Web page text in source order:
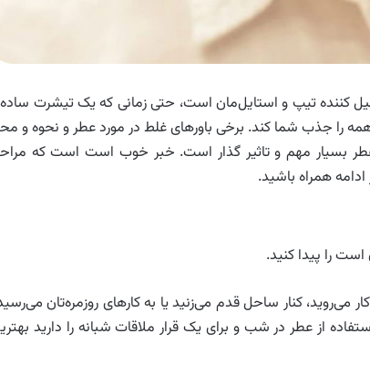
کننده تیپ و استایل‌مان است، حتی زمانی که یک تیشرت
را جذب شما کند. برخی باورهای غلط در مورد عطر و نحوه و
عطر بسیار مهم و تاثیر گذار است. خبر خوب است است که
ادامه همراه باشید.
را پیدا کنید.
می‌روید، کنار ساحل قدم می‌زنید یا به کارهای روزمره‌تان
از عطر در شب و برای یک قرار ملاقات شبانه را دارید